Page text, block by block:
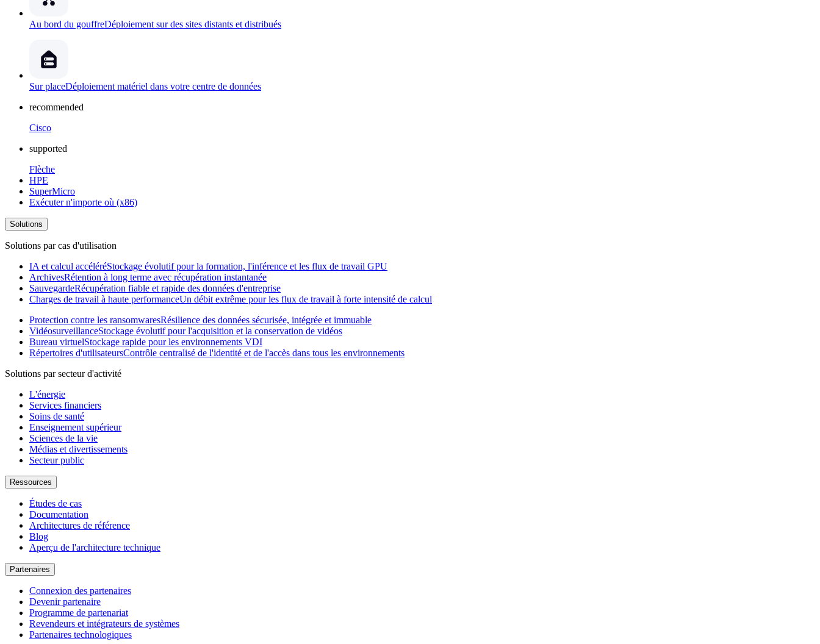
Au bord du gouffreDéploiement sur des sites distants et distribués
Sur placeDéploiement matériel dans votre centre de données
recommended
Cisco
supported
Flèche
HPE
SuperMicro
Exécuter n'importe où (x86)
Solutions
Solutions par cas d'utilisation
IA et calcul accéléréStockage évolutif pour la formation, l'inférence et les flux de travail GPU
ArchivesRétention à long terme avec récupération instantanée
SauvegardeRécupération fiable et rapide des données d'entreprise
Charges de travail à haute performanceUn débit extrême pour les flux de travail à forte intensité de calcul
Protection contre les ransomwaresRésilience des données sécurisée, intégrée et immuable
VidéosurveillanceStockage évolutif pour l'acquisition et la conservation de vidéos
Bureau virtuelStockage rapide pour les environnements VDI
Répertoires d'utilisateursContrôle centralisé de l'identité et de l'accès dans tous les environnements
Solutions par secteur d'activité
L'énergie
Services financiers
Soins de santé
Enseignement supérieur
Sciences de la vie
Médias et divertissements
Secteur public
Ressources
Études de cas
Documentation
Architectures de référence
Blog
Aperçu de l'architecture technique
Partenaires
Connexion des partenaires
Devenir partenaire
Programme de partenariat
Revendeurs et intégrateurs de systèmes
Partenaires technologiques